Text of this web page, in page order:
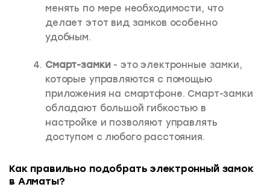
менять по мере необходимости, что
делает этот вид замков особенно
удобным.
Смарт-замки- это электронные замки,
которые управляются с помощью
приложения на смартфоне. Смарт-замки
обладают большой гибкостью в
настройке и позволяют управлять
доступом с любого расстояния.
Как правильно подобрать электронный замок
в Алматы?